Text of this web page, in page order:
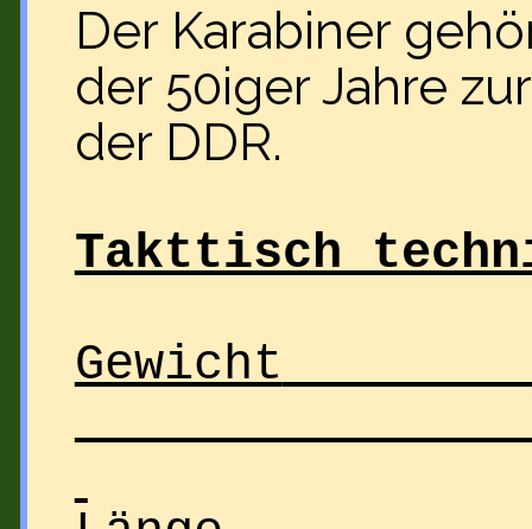
Der Karabiner
der 50iger Jahre
der DDR.
Takttisch
Gewicht